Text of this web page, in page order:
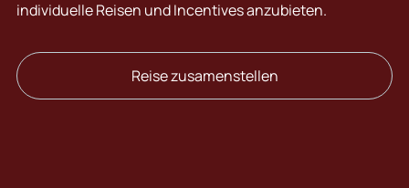
individuelle Reisen und Incentives anzubieten.
Reise zusamenstellen